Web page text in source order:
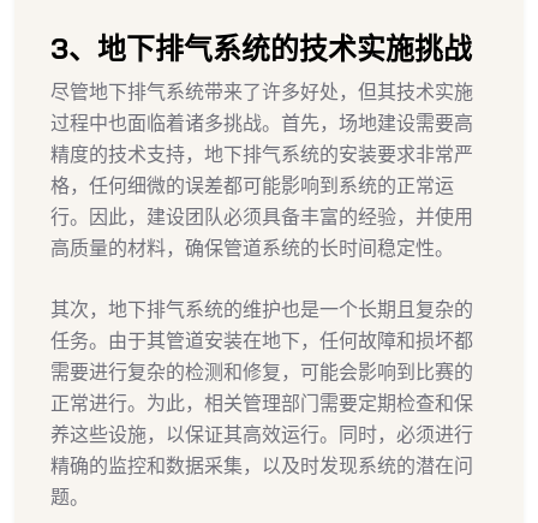
3、地下排气系统的技术实施挑战
尽管地下排气系统带来了许多好处，但其技术实施
过程中也面临着诸多挑战。首先，场地建设需要高
精度的技术支持，地下排气系统的安装要求非常严
格，任何细微的误差都可能影响到系统的正常运
行。因此，建设团队必须具备丰富的经验，并使用
高质量的材料，确保管道系统的长时间稳定性。
其次，地下排气系统的维护也是一个长期且复杂的
任务。由于其管道安装在地下，任何故障和损坏都
需要进行复杂的检测和修复，可能会影响到比赛的
正常进行。为此，相关管理部门需要定期检查和保
养这些设施，以保证其高效运行。同时，必须进行
精确的监控和数据采集，以及时发现系统的潜在问
题。